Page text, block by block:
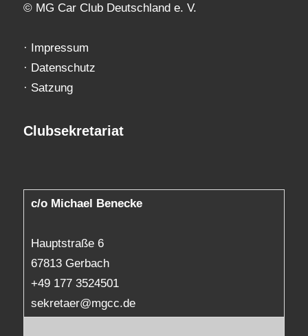
© MG Car Club Deutschland e. V.
· Impressum
· Datenschutz
· Satzung
Clubsekretariat
c/o Michael Benecke
Hauptstraße 6
67813 Gerbach
+49 177 3524501
sekretaer@mgcc.de